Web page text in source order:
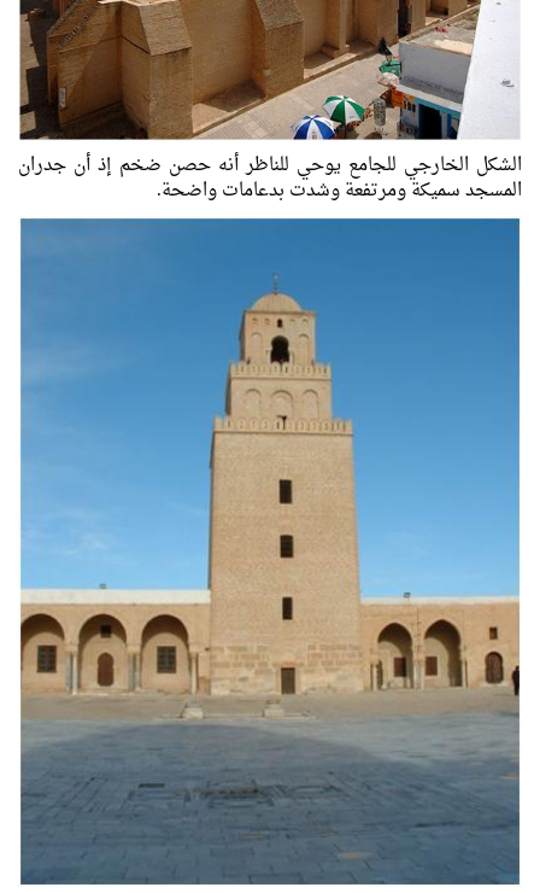
الشكل الخارجي للجامع يوحي للناظر أنه حصن ضخم إذ أن جدران
المسجد سميكة ومرتفعة وشدت بدعامات واضحة.